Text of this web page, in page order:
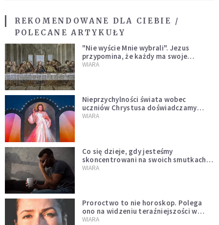
REKOMENDOWANE DLA CIEBIE /
POLECANE ARTYKUŁY
"Nie wyście Mnie wybrali". Jezus
przypomina, że każdy ma swoje
miejsce i swoją misję
WIARA
Nieprzychylności świata wobec
uczniów Chrystusa doświadczamy
wszyscy, również dzisiaj
WIARA
Co się dzieje, gdy jesteśmy
skoncentrowani na swoich smutkach?
Mówi o tym św. Jan
WIARA
Proroctwo to nie horoskop. Polega
ono na widzeniu teraźniejszości w
świetle przeszłości Jezusa
WIARA